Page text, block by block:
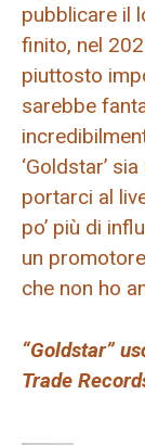
pubblicare il
finito, nel
piuttosto
sarebbe
‘Goldstar’
portarci al
po’ più di
un
che non ho
“Goldstar”
Trade